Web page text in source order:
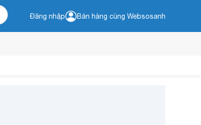
Đăng nhập Bán hàng cùng Websosanh